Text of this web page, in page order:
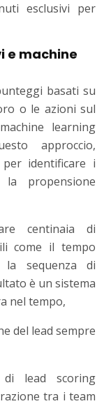
esclusivi per
e machine
basati su
o le azioni sul
learning
approccio,
identificare i
propensione
centinaia di
come il tempo
sequenza di
è un sistema
nel tempo,
del lead sempre
di lead scoring
tra i team